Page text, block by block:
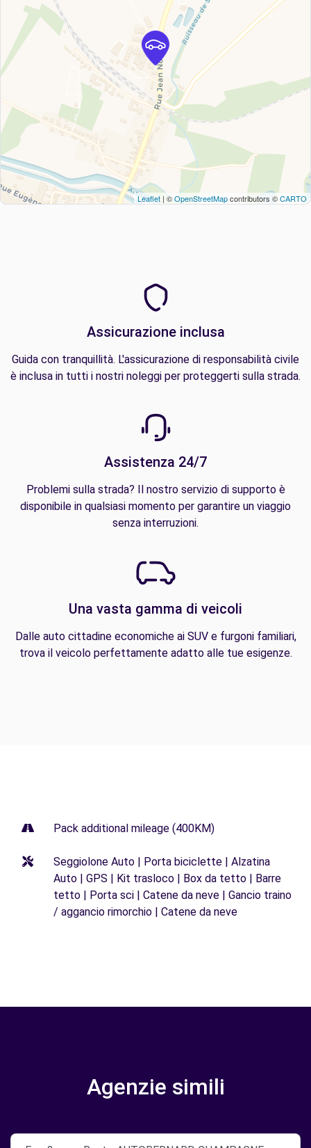
Leaflet | ©OpenStreetMapcontributors ©CARTO
Assicurazione inclusa
Guida con tranquillità. L'assicurazione di responsabilità civile
è inclusa in tutti i nostri noleggi per proteggerti sulla strada.
Assistenza 24/7
Problemi sulla strada? Il nostro servizio di supporto è
disponibile in qualsiasi momento per garantire un viaggio
senza interruzioni.
Una vasta gamma di veicoli
Dalle auto cittadine economiche ai SUV e furgoni familiari,
trova il veicolo perfettamente adatto alle tue esigenze.
Pack additional mileage (400KM)
Seggiolone Auto | Porta biciclette | Alzatina
Auto | GPS | Kit trasloco | Box da tetto | Barre
tetto | Porta sci | Catene da neve | Gancio traino
/ aggancio rimorchio | Catene da neve
Agenzie simili